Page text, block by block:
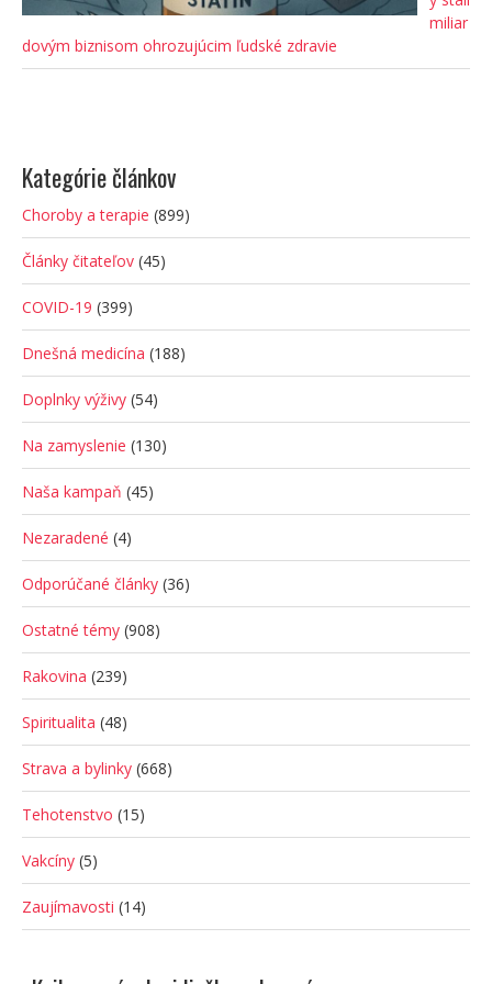
miliar
dovým biznisom ohrozujúcim ľudské zdravie
Kategórie článkov
Choroby a terapie (899)
Články čitateľov (45)
COVID-19 (399)
Dnešná medicína (188)
Doplnky výživy (54)
Na zamyslenie (130)
Naša kampaň (45)
Nezaradené (4)
Odporúčané články (36)
Ostatné témy (908)
Rakovina (239)
Spiritualita (48)
Strava a bylinky (668)
Tehotenstvo (15)
Vakcíny (5)
Zaujímavosti (14)